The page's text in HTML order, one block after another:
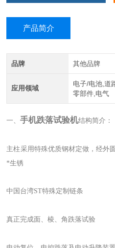
产品简介
品牌 其他品牌
应用领域
电子/电池,道
零部件,电气
一、手机跌落试验机结构简介：
主柱采用特殊优质钢材定做，经外
*生锈
中国台湾ST特殊定制链条
真正完成面、棱、角跌落试验